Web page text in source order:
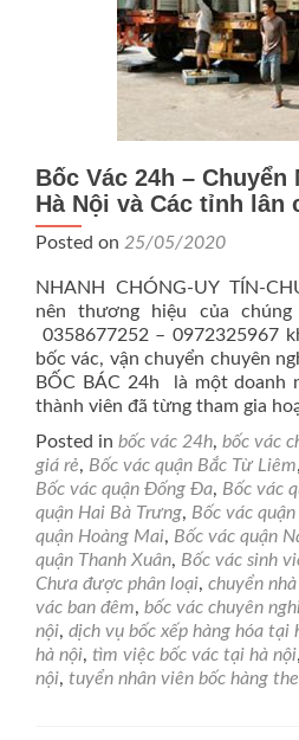
Bốc Vác 24h – Chuyển
Hà Nội và Các tỉnh lân
Posted on 25/05/2020
NHANH CHÓNG-UY TÍN-
nên thương hiệu của
0358677252 – 0972325967
bốc vác, vận chuyển chuyên
BỐC BÁC 24h là một doanh
thành viên đã từng tham gia
Posted in bốc vác 24h, bốc vác
giá rẻ, Bốc vác quận Bắc Từ Liêm,
Bốc vác quận Đống Đa, Bốc vác
quận Hai Bà Trưng, Bốc vác
quận Hoàng Mai, Bốc vác quận
quận Thanh Xuân, Bốc vác sinh
Chưa được phân loại, chuyển
vác ban đêm, bốc vác chuyên
nội, dịch vụ bốc xếp hàng hóa tại
hà nội, tìm việc bốc vác tại hà nội,
nội, tuyển nhân viên bốc hàng